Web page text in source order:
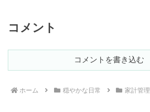
コメント
コメントを書き込む
ホーム 穏やかな日常 家計管理